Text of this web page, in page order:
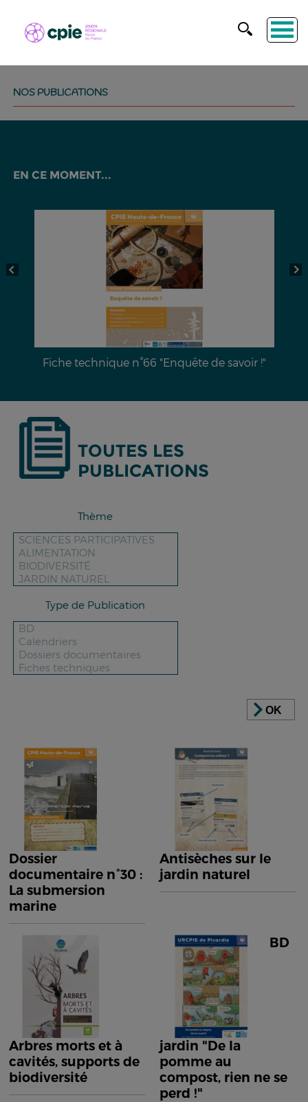
NOS PUBLICATIONS
EN CE MOMENT...
technique n°66 "Enquête de savoir !" Dossier
TOUTES LES
PUBLICATIONS
Thème
Type de Publication
OK
Dossier
documentaire n°30 :
La submersion
marine
Antisèches sur le
jardin naturel
Arbres morts et à
cavités, supports de
biodiversité
BD
jardin "De la
pomme au
compost, rien ne se
perd !"